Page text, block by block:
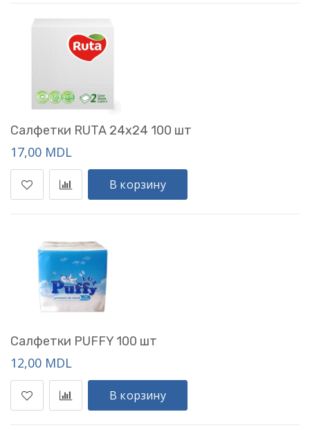
Салфетки RUTA 24x24 100 шт
17,00 MDL
В корзину
Салфетки PUFFY 100 шт
12,00 MDL
В корзину